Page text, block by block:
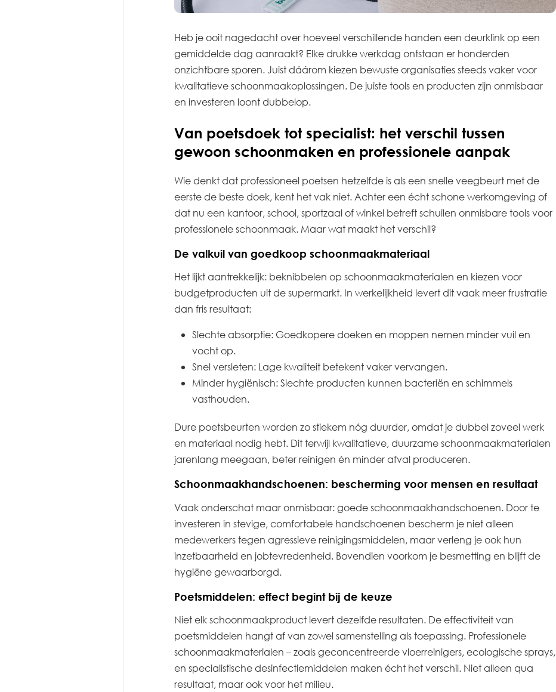
Heb je ooit nagedacht over hoeveel verschillende handen een deurklink op een
gemiddelde dag aanraakt? Elke drukke werkdag ontstaan er honderden
onzichtbare sporen. Juist dáárom kiezen bewuste organisaties steeds vaker voor
kwalitatieve schoonmaakoplossingen. De juiste tools en producten zijn onmisbaar
en investeren loont dubbelop.
Van poetsdoek tot specialist: het verschil tussen
gewoon schoonmaken en professionele aanpak
Wie denkt dat professioneel poetsen hetzelfde is als een snelle veegbeurt met de
eerste de beste doek, kent het vak niet. Achter een écht schone werkomgeving of
dat nu een kantoor, school, sportzaal of winkel betreft schuilen onmisbare tools voor
professionele schoonmaak. Maar wat maakt het verschil?
De valkuil van goedkoop schoonmaakmateriaal
Het lijkt aantrekkelijk: beknibbelen op schoonmaakmaterialen en kiezen voor
budgetproducten uit de supermarkt. In werkelijkheid levert dit vaak meer frustratie
dan fris resultaat:
Slechte absorptie: Goedkopere doeken en moppen nemen minder vuil en
vocht op.
Snel versleten: Lage kwaliteit betekent vaker vervangen.
Minder hygiënisch: Slechte producten kunnen bacteriën en schimmels
vasthouden.
Dure poetsbeurten worden zo stiekem nóg duurder, omdat je dubbel zoveel werk
en materiaal nodig hebt. Dit terwijl kwalitatieve, duurzame schoonmaakmaterialen
jarenlang meegaan, beter reinigen én minder afval produceren.
Schoonmaakhandschoenen: bescherming voor mensen en resultaat
Vaak onderschat maar onmisbaar: goede schoonmaakhandschoenen. Door te
investeren in stevige, comfortabele handschoenen bescherm je niet alleen
medewerkers tegen agressieve reinigingsmiddelen, maar verleng je ook hun
inzetbaarheid en jobtevredenheid. Bovendien voorkom je besmetting en blijft de
hygiëne gewaarborgd.
Poetsmiddelen: effect begint bij de keuze
Niet elk schoonmaakproduct levert dezelfde resultaten. De effectiviteit van
poetsmiddelen hangt af van zowel samenstelling als toepassing. Professionele
schoonmaakmaterialen – zoals geconcentreerde vloerreinigers, ecologische sprays,
en specialistische desinfectiemiddelen maken écht het verschil. Niet alleen qua
resultaat, maar ook voor het milieu.